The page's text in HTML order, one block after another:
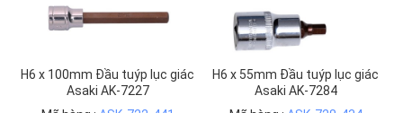
H6 x 100mm Đầu tuýp lục giác
Asaki AK-7227
H6 x 55mm Đầu tuýp lục giác
Asaki AK-7284